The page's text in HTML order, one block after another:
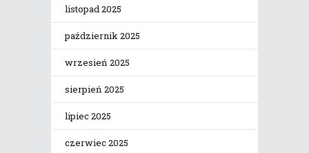
listopad 2025
październik 2025
wrzesień 2025
sierpień 2025
lipiec 2025
czerwiec 2025